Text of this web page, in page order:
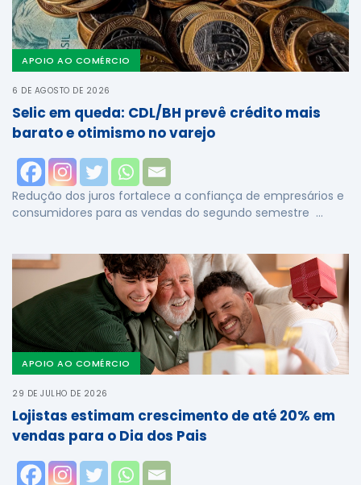
APOIO AO COMÉRCIO
6 DE AGOSTO DE 2026
Selic em queda: CDL/BH prevê crédito mais
barato e otimismo no varejo
Redução dos juros fortalece a confiança de empresários e
consumidores para as vendas do segundo semestre …
APOIO AO COMÉRCIO
29 DE JULHO DE 2026
Lojistas estimam crescimento de até 20% em
vendas para o Dia dos Pais